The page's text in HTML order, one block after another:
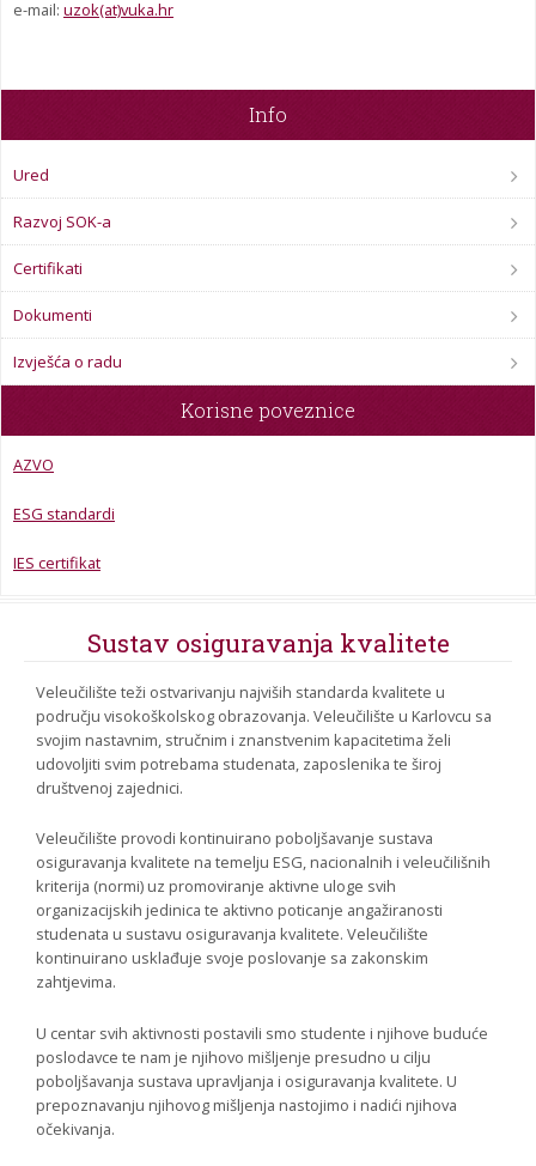
STROJARSTVOZRZZ
e-mail: uzok(at)vuka.hr
Info
Ured
Razvoj SOK-a
Certifikati
Dokumenti
Izvješća o radu
Korisne poveznice
AZVO
ESG standardi
IES certifikat
Sustav osiguravanja kvalitete
Veleučilište teži ostvarivanju najviših standarda kvalitete u
području visokoškolskog obrazovanja. Veleučilište u Karlovcu sa
svojim nastavnim, stručnim i znanstvenim kapacitetima želi
udovoljiti svim potrebama studenata, zaposlenika te široj
društvenoj zajednici.
Veleučilište provodi kontinuirano poboljšavanje sustava
osiguravanja kvalitete na temelju ESG, nacionalnih i veleučilišnih
kriterija (normi) uz promoviranje aktivne uloge svih
organizacijskih jedinica te aktivno poticanje angažiranosti
studenata u sustavu osiguravanja kvalitete. Veleučilište
kontinuirano usklađuje svoje poslovanje sa zakonskim
zahtjevima.
U centar svih aktivnosti postavili smo studente i njihove buduće
poslodavce te nam je njihovo mišljenje presudno u cilju
poboljšavanja sustava upravljanja i osiguravanja kvalitete. U
prepoznavanju njihovog mišljenja nastojimo i nadići njihova
očekivanja.